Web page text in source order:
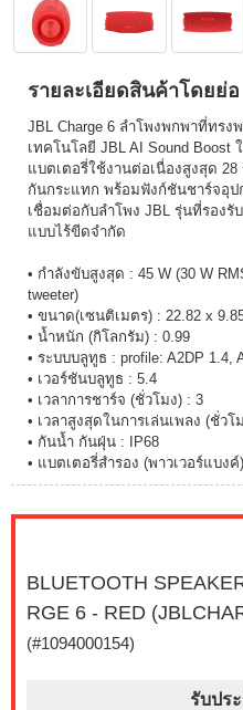
รายละเอียดสินค้าโดยย่อ
JBL Charge 6 ลำโพงพกพาที่ทรง
เทคโนโลยี JBL AI Sound
แบตเตอรี่ใช้งานต่อเนื่องสูงสุด
กันกระแทก พร้อมฟังก์ชันชาร์จอุ
เชื่อมต่อกับลำโพง JBL รุ่นที่รองรั
แบบไร้ขีดจำกัด
• กำลังขับสูงสุด : 45 W (30 W
tweeter)
• ขนาด(เซนติเมตร) : 22.82 x
• น้ำหนัก (กิโลกรัม) : 0.99
• ระบบบลูทูธ : profile: A2DP 1.4,
• เวอร์ชันบลูทูธ : 5.4
• เวลาการชาร์จ (ชั่วโมง) : 3
• เวลาสูงสุดในการเล่นเพลง (ชั่วโ
• กันน้ำ กันฝุ่น : IP68
• แบตเตอรี่สำรอง (พาวเวอร์แบง
BLUETOOTH
RGE 6 - RED
(#1094000154)
รับปร